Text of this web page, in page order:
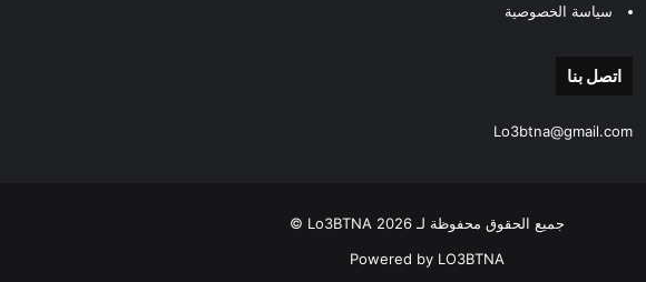
سياسة الخصوصية
اتصل بنا
Lo3btna@gmail.com
جميع الحقوق محفوظة لـ Lo3BTNA 2026 ©
Powered by LO3BTNA